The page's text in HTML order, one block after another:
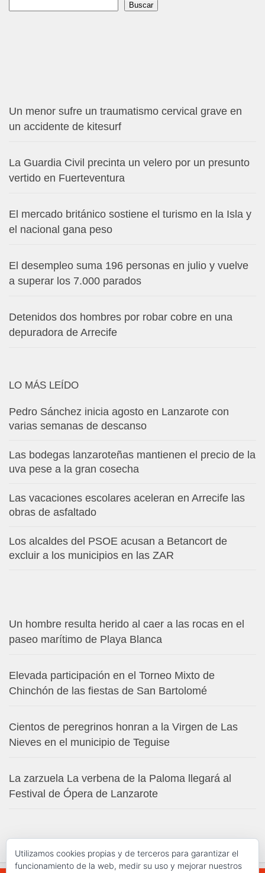
Buscar
Un menor sufre un traumatismo cervical grave en
un accidente de kitesurf
La Guardia Civil precinta un velero por un presunto
vertido en Fuerteventura
El mercado británico sostiene el turismo en la Isla y
el nacional gana peso
El desempleo suma 196 personas en julio y vuelve
a superar los 7.000 parados
Detenidos dos hombres por robar cobre en una
depuradora de Arrecife
LO MÁS LEÍDO
Pedro Sánchez inicia agosto en Lanzarote con
varias semanas de descanso
Las bodegas lanzaroteñas mantienen el precio de la
uva pese a la gran cosecha
Las vacaciones escolares aceleran en Arrecife las
obras de asfaltado
Los alcaldes del PSOE acusan a Betancort de
excluir a los municipios en las ZAR
Un hombre resulta herido al caer a las rocas en el
paseo marítimo de Playa Blanca
Elevada participación en el Torneo Mixto de
Chinchón de las fiestas de San Bartolomé
Cientos de peregrinos honran a la Virgen de Las
Nieves en el municipio de Teguise
La zarzuela La verbena de la Paloma llegará al
Festival de Ópera de Lanzarote
Utilizamos cookies propias y de terceros para garantizar el
funcionamiento de la web, medir su uso y mejorar nuestros